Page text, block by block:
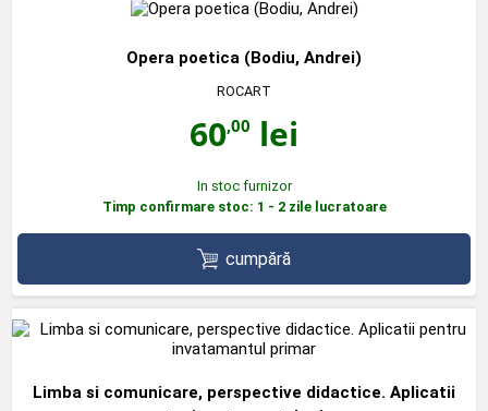
Opera poetica (Bodiu, Andrei)
ROCART
60,00 lei
In stoc furnizor
Timp confirmare stoc: 1 - 2 zile lucratoare
cumpără
Limba si comunicare, perspective didactice. Aplicatii